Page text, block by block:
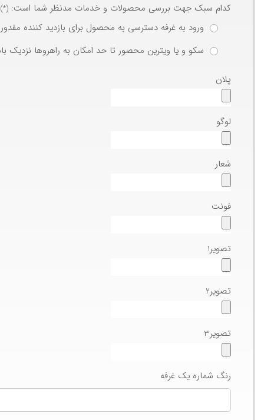
کدام سبک جهت بررسی محصولات و خدمات مدنظر شما است: (*)
ورود به غرفه دسترسی به محصول برای بازدید کننده
سکو و یا ویترین محصور تا حد امکان به راهروها نزدیک
پلان
لوگو
شعار
فونت
تصویر1
تصویر2
تصویر3
رنگ شماره یک غرفه